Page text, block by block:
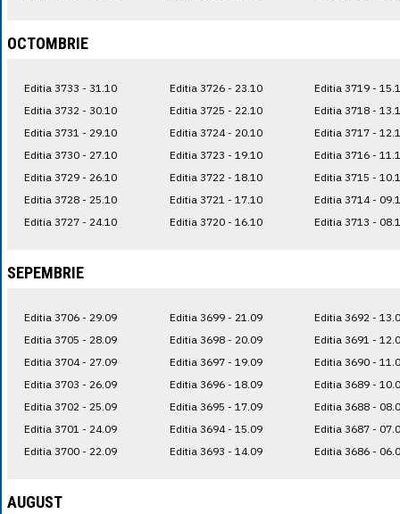
OCTOMBRIE
Editia 3733 - 31.10
Editia 3732 - 30.10
Editia 3731 - 29.10
Editia 3730 - 27.10
Editia 3729 - 26.10
Editia 3728 - 25.10
Editia 3727 - 24.10
Editia 3726 - 23.10
Editia 3725 - 22.10
Editia 3724 - 20.10
Editia 3723 - 19.10
Editia 3722 - 18.10
Editia 3721 - 17.10
Editia 3720 - 16.10
Editia 3719 -
Editia 3718 -
Editia 3717 -
Editia 3716 -
Editia 3715 -
Editia 3714 -
Editia 3713 -
SEPEMBRIE
Editia 3706 - 29.09
Editia 3705 - 28.09
Editia 3704 - 27.09
Editia 3703 - 26.09
Editia 3702 - 25.09
Editia 3701 - 24.09
Editia 3700 - 22.09
Editia 3699 - 21.09
Editia 3698 - 20.09
Editia 3697 - 19.09
Editia 3696 - 18.09
Editia 3695 - 17.09
Editia 3694 - 15.09
Editia 3693 - 14.09
Editia 3692 -
Editia 3691 -
Editia 3690 -
Editia 3689 -
Editia 3688 -
Editia 3687 -
Editia 3686 -
AUGUST